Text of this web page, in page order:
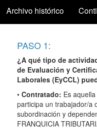
Archivo histórico
PASO 1:
¿A qué tipo de
de Evaluación y
Laborales (EyCCL)
• Contratado: Es
participa un trabajador/a
subordinación y
FRANQUICIA